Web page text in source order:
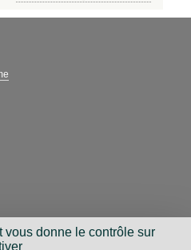
donne le contrôle sur